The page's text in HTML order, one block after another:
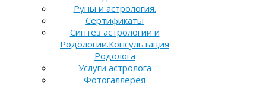
Руны и астрология.
Сертификаты
Синтез астрологии и
Родологии.Консультация
Родолога
Услуги астролога
Фотогаллерея